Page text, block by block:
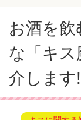
お酒を
な「キス
介します!